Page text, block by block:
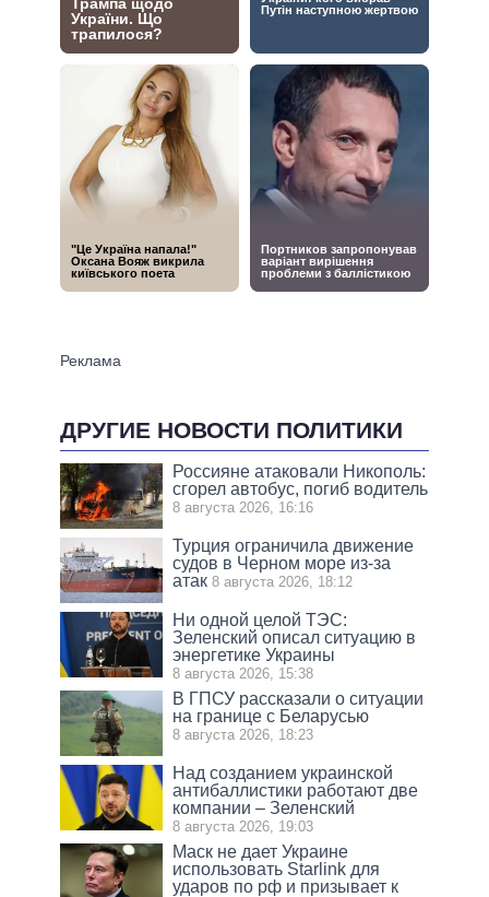
ДРУГИЕ НОВОСТИ ПОЛИТИКИ
Россияне атаковали Никополь:
сгорел автобус, погиб водитель
8 августа 2026, 16:16
Турция ограничила движение
судов в Черном море из-за
атак 8 августа 2026, 18:12
Ни одной целой ТЭС:
Зеленский описал ситуацию в
энергетике Украины
8 августа 2026, 15:38
В ГПСУ рассказали о ситуации
на границе с Беларусью
8 августа 2026, 18:23
Над созданием украинской
антибаллистики работают две
компании – Зеленский
8 августа 2026, 19:03
Маск не дает Украине
использовать Starlink для
ударов по рф и призывает к